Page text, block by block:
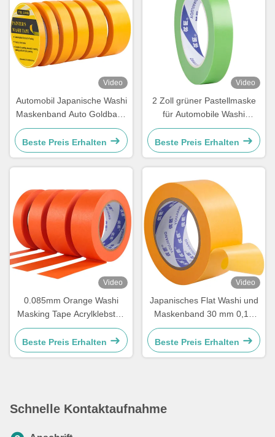
Video
Automobil Japanische Washi
Maskenband Auto Goldband
Reispapierband 100mic
Beste Preis Erhalten
Video
2 Zoll grüner Pastellmaske
für Automobile Washi
Papierband Dekoration
Gummi Acryl
Beste Preis Erhalten
Video
0.085mm Orange Washi
Masking Tape Acrylklebstoff
zum Lackieren von
Autobooten
Beste Preis Erhalten
Video
Japanisches Flat Washi und
Maskenband 30 mm 0,12
mm 150 Grad hohe
Temperatur
Beste Preis Erhalten
Schnelle Kontaktaufnahme